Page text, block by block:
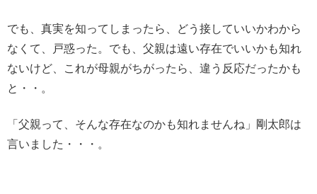
でも、真実を知ってしまったら、どう接していいかわから
なくて、戸惑った。でも、父親は遠い存在でいいかも知れ
ないけど、これが母親がちがったら、違う反応だったかも
と・・。
「父親って、そんな存在なのかも知れませんね」剛太郎は
言いました・・・。